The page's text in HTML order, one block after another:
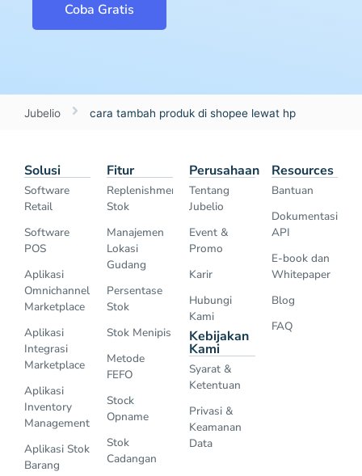
Coba Gratis
Jubelio cara tambah produk di shopee lewat hp
Solusi
Software
Retail
Software
POS
Aplikasi
Omnichannel
Marketplace
Aplikasi
Integrasi
Marketplace
Aplikasi
Inventory
Management
Aplikasi Stok
Barang
Fitur
Replenishment
Stok
Manajemen
Lokasi
Gudang
Persentase
Stok
Stok Menipis
Metode
FEFO
Stock
Opname
Stok
Cadangan
Perusahaan
Tentang
Jubelio
Event &
Promo
Karir
Hubungi
Kami
Kebijakan
Kami
Syarat &
Ketentuan
Privasi &
Keamanan
Data
Resources
Bantuan
Dokumentasi
API
E-book dan
Whitepaper
Blog
FAQ